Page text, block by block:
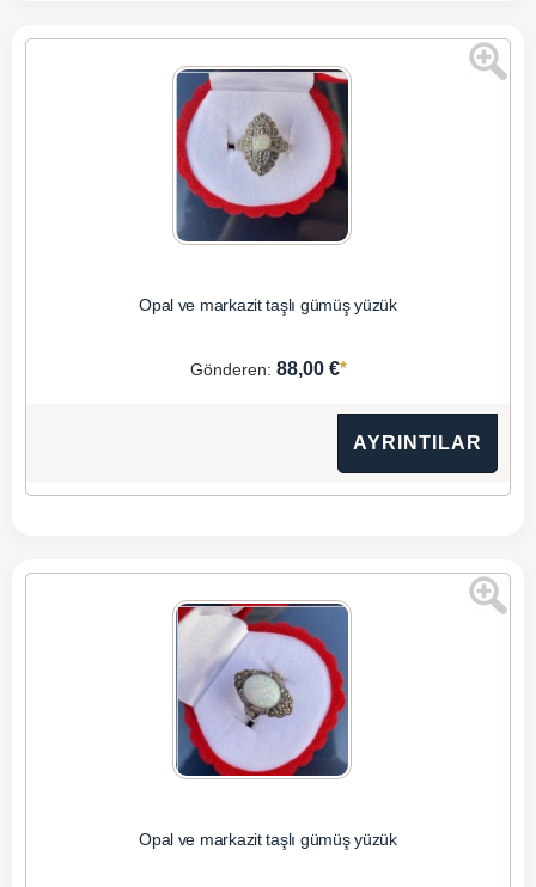
Opal ve markazit taşlı gümüş yüzük
Gönderen: 88,00 €*
AYRINTILAR
Opal ve markazit taşlı gümüş yüzük